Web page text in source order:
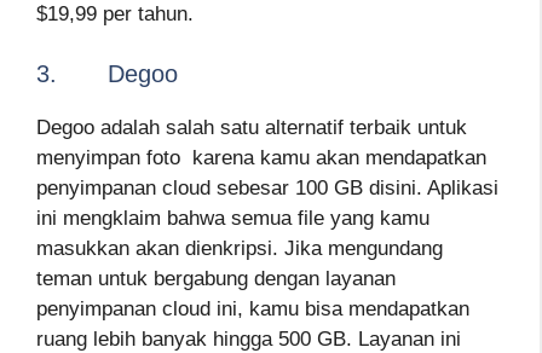
$19,99 per tahun.
3. Degoo
Degoo adalah salah satu alternatif terbaik untuk
menyimpan foto karena kamu akan mendapatkan
penyimpanan cloud sebesar 100 GB disini. Aplikasi
ini mengklaim bahwa semua file yang kamu
masukkan akan dienkripsi. Jika mengundang
teman untuk bergabung dengan layanan
penyimpanan cloud ini, kamu bisa mendapatkan
ruang lebih banyak hingga 500 GB. Layanan ini